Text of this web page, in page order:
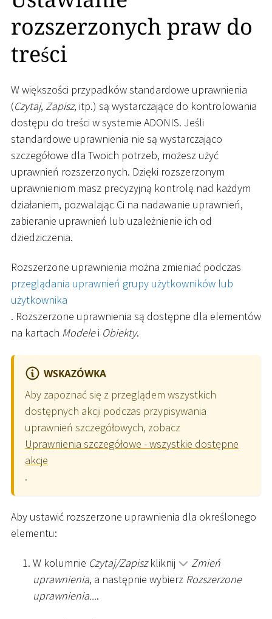
rozszerzonych praw do
treści
W większości przypadków standardowe uprawnienia
(Czytaj, Zapisz, itp.) są wystarczające do kontrolowania
dostępu do treści w systemie ADONIS. Jeśli
standardowe uprawnienia nie są wystarczająco
szczegółowe dla Twoich potrzeb, możesz użyć
uprawnień rozszerzonych. Dzięki rozszerzonym
uprawnieniom masz precyzyjną kontrolę nad każdym
działaniem, pozwalając Ci na nadawanie uprawnień,
zabieranie uprawnień lub uzależnienie ich od
dziedziczenia.
Rozszerzone uprawnienia można zmieniać podczas
przeglądania uprawnień grupy użytkowników lub
użytkownika
. Rozszerzone uprawnienia są dostępne dla elementów
na kartach Modelei Obiekty.
WSKAZÓWKA
Aby zapoznać się z przeglądem wszystkich
dostępnych akcji podczas przypisywania
uprawnień szczegółowych, zobacz
Uprawnienia szczegółowe - wszystkie dostępne
akcje
.
Aby ustawić rozszerzone uprawnienia dla określonego
elementu:
W kolumnie Czytaj/Zapiszkliknij
Zmień
uprawnienia, a następnie wybierz Rozszerzone
uprawnienia....